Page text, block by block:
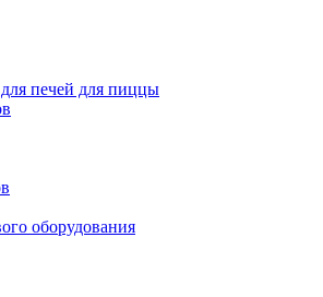
печей для пиццы
оборудования